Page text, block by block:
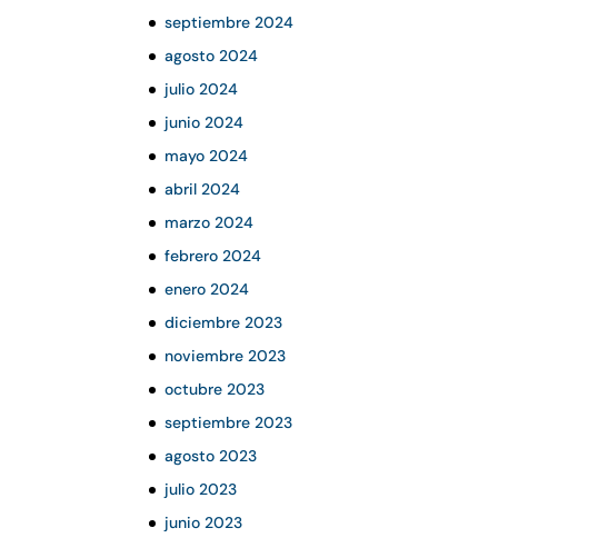
septiembre 2024
agosto 2024
julio 2024
junio 2024
mayo 2024
abril 2024
marzo 2024
febrero 2024
enero 2024
diciembre 2023
noviembre 2023
octubre 2023
septiembre 2023
agosto 2023
julio 2023
junio 2023